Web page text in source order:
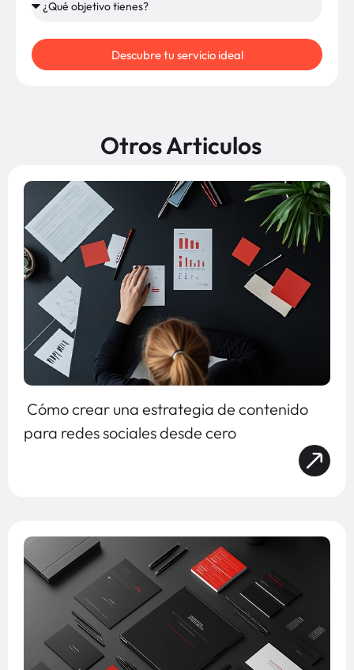
Descubre tu servicio ideal
Otros Articulos
Cómo crear una estrategia de contenido
para redes sociales desde cero